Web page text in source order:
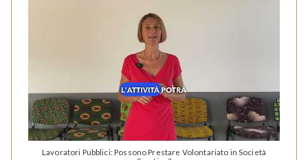
Lavoratori Pubblici: Possono Prestare Volontariato in Società